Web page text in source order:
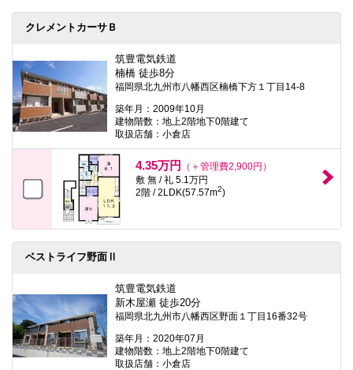
クレメントカーサＢ
筑豊電気鉄道
楠橋 徒歩8分
福岡県北九州市八幡西区楠橋下方１丁目14-8
築年月：2009年10月
建物階数：地上2階地下0階建て
取扱店舗：小倉店
4.35万円
（＋管理費2,900円）
敷 無 / 礼 5.1万円
2階 / 2LDK(57.57m2)
ベストライフ野面Ⅱ
筑豊電気鉄道
新木屋瀬 徒歩20分
福岡県北九州市八幡西区野面１丁目16番32号
築年月：2020年07月
建物階数：地上2階地下0階建て
取扱店舗：小倉店